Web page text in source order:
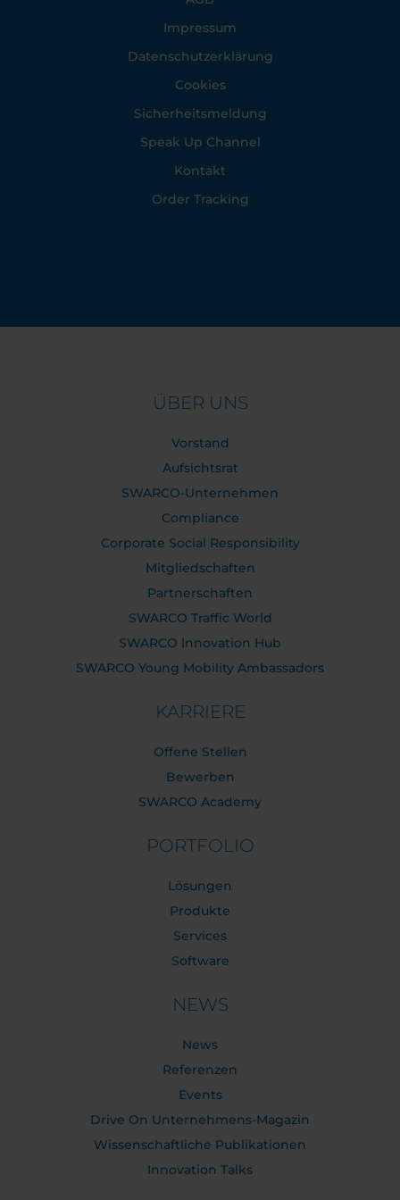
Impressum
Datenschutzerklärung
Cookies
Sicherheitsmeldung
Speak Up Channel
Kontakt
Order Tracking
ÜBER UNS
Vorstand
Aufsichtsrat
SWARCO-Unternehmen
Compliance
Corporate Social Responsibility
Mitgliedschaften
Partnerschaften
SWARCO Traffic World
SWARCO Innovation Hub
SWARCO Young Mobility Ambassadors
KARRIERE
Offene Stellen
Bewerben
SWARCO Academy
PORTFOLIO
Lösungen
Produkte
Services
Software
NEWS
News
Referenzen
Events
Drive On Unternehmens-Magazin
Wissenschaftliche Publikationen
Innovation Talks